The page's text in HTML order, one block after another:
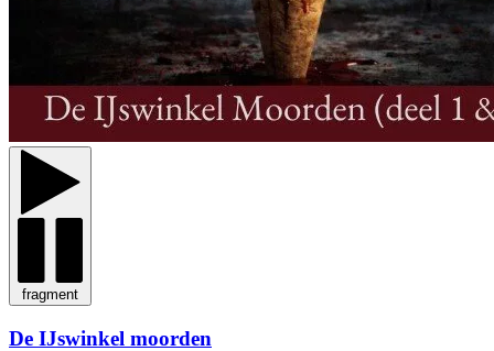
fragment
De IJswinkel moorden